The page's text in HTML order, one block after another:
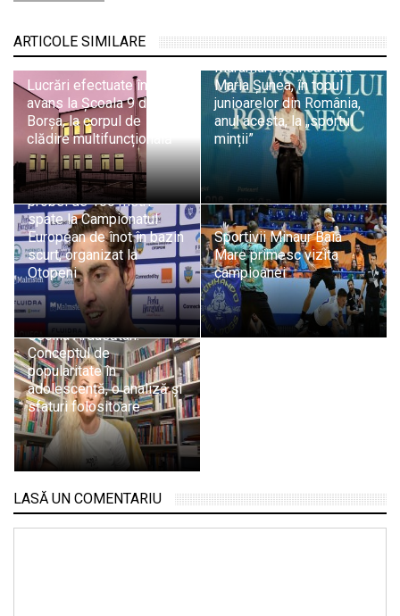
ARTICOLE SIMILARE
Lucrări efectuate în
avans la Școala 9 din
Borșa, la corpul de
clădire multifuncțională
Maramureșeanca Sara
Maria Șunea, în topul
junioarelor din România,
anul acesta, la „sportul
minții”
Maramureșeanul Andrei
Ungur, calificat în finala
probei de 100 metri
spate la Campionatul
European de înot în bazin
scurt, organizat la
Otopeni
Sportivii Minaur Baia
Mare primesc vizita
campioanei
Psiholog Psihoterapeut
Cecilia Ardusătan:
Conceptul de
popularitate în
adolescență, o analiză și
sfaturi folositoare
LASĂ UN COMENTARIU